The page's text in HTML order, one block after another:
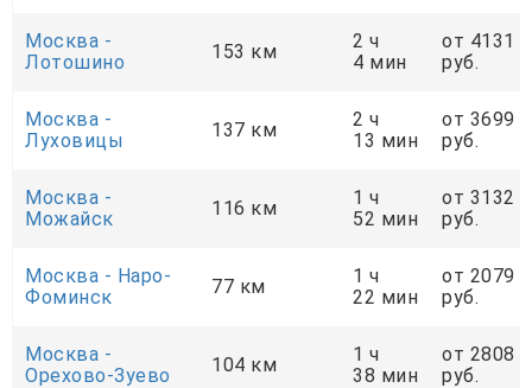
Москва -
Лотошино
153 км
2 ч
4 мин
от 4131
руб.
Москва -
Луховицы
137 км
2 ч
13 мин
от 3699
руб.
Москва -
Можайск
116 км
1 ч
52 мин
от 3132
руб.
Москва - Наро-
Фоминск
77 км
1 ч
22 мин
от 2079
руб.
Москва -
Орехово-Зуево
104 км
1 ч
38 мин
от 2808
руб.